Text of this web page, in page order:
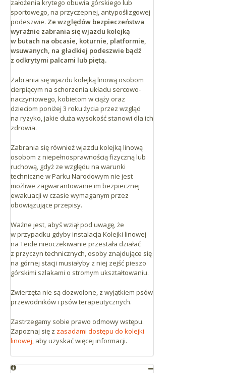
założenia krytego obuwia górskiego lub
sportowego, na przyczepnej, antypoślizgowej
podeszwie. Ze względów bezpieczeństwa
wyraźnie zabrania się wjazdu kolejką
w butach na obcasie, koturnie, platformie,
wsuwanych, na gładkiej podeszwie bądź
z odkrytymi palcami lub piętą.
Zabrania się wjazdu kolejką linową osobom
cierpiącym na schorzenia układu sercowo-
naczyniowego, kobietom w ciąży oraz
dzieciom poniżej 3 roku życia przez wzgląd
na ryzyko, jakie duża wysokość stanowi dla ich
zdrowia.
Zabrania się również wjazdu kolejką linową
osobom z niepełnosprawnością fizyczną lub
ruchową, gdyż ze względu na warunki
techniczne w Parku Narodowym nie jest
możliwe zagwarantowanie im bezpiecznej
ewakuacji w czasie wymaganym przez
obowiązujące przepisy.
Ważne jest, abyś wziął pod uwagę, że
w przypadku gdyby instalacja Kolejki linowej
na Teide nieoczekiwanie przestała działać
z przyczyn technicznych, osoby znajdujące się
na górnej stacji musiałyby z niej zejść pieszo
górskimi szlakami o stromym ukształtowaniu.
Zwierzęta nie są dozwolone, z wyjątkiem psów
przewodników i psów terapeutycznych.
Zastrzegamy sobie prawo odmowy wstępu.
Zapoznaj się z zasadami dostępu do kolejki
linowej, aby uzyskać więcej informacji.